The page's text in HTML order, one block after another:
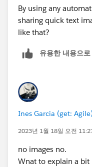
By using any
sharing quick text
like that?
유용한 내용으로
Ines Garcia (get:
2023년 1월 18일 오전
no images no.
Wnat to explain a bit